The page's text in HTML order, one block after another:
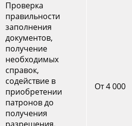
Проверка
правильности
заполнения
документов,
получение
необходимых
справок,
содействие в
приобретении
патронов до
получения
От 4 000